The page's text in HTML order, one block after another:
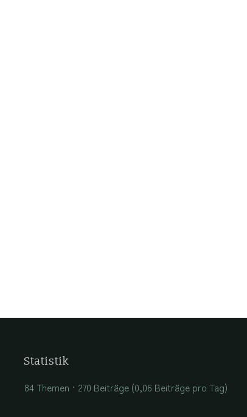
Statistik
84 Themen
270 Beiträge (0,06 Beiträge pro Tag)